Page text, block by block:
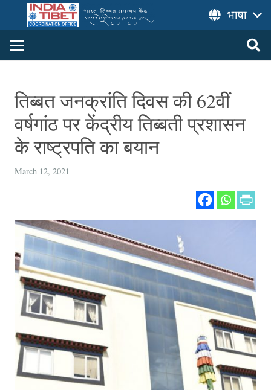
भाषा
तिब्बत जनक्रांति दिवस की 62वीं
वर्षगांठ पर केंद्रीय तिब्बती प्रशासन
के राष्ट्रपति का बयान
March 12, 2021